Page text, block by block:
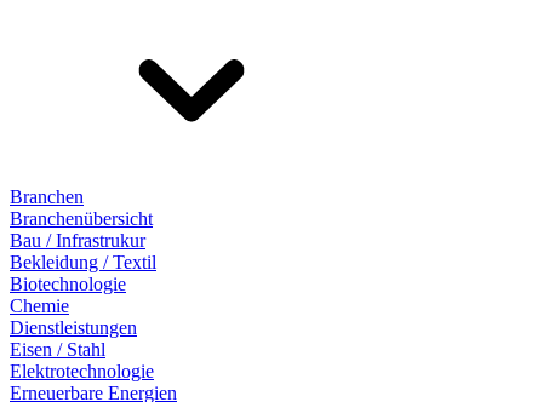
Branchen
Branchenübersicht
Bau / Infrastrukur
Bekleidung / Textil
Biotechnologie
Chemie
Dienstleistungen
Eisen / Stahl
Elektrotechnologie
Erneuerbare Energien